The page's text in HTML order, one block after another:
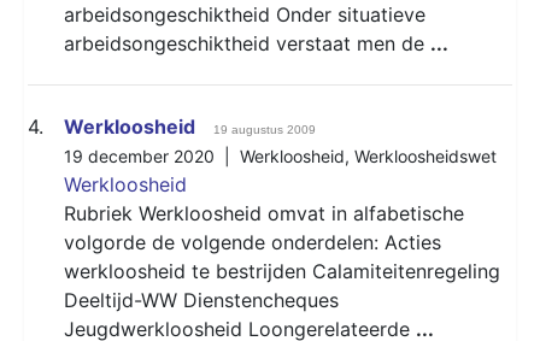
arbeidsongeschiktheid Onder situatieve
arbeidsongeschiktheid verstaat men de ...
4. Werkloosheid 19 augustus 2009
19 december 2020 | Werkloosheid, Werkloosheidswet
Werkloosheid
Rubriek Werkloosheid omvat in alfabetische
volgorde de volgende onderdelen: Acties
werkloosheid te bestrijden Calamiteitenregeling
Deeltijd-WW Dienstencheques
Jeugdwerkloosheid Loongerelateerde ...